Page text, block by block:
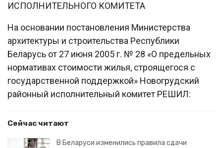
ИСПОЛНИТЕЛЬНОГО КОМИТЕТА
На основании постановления Министерства
архитектуры и строительства Республики
Беларусь от 27 июня 2005 г. № 28 «О предельных
нормативах стоимости жилья, строящегося с
государственной поддержкой» Новогрудский
районный исполнительный комитет РЕШИЛ:
Сейчас читают
В Беларуси изменились правила сдачи